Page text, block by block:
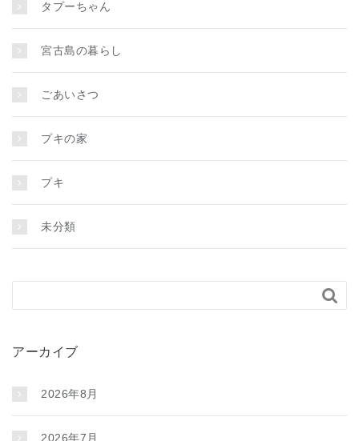
タプーちゃん
宮古島の暮らし
ごあいさつ
プキの家
プキ
未分類

アーカイブ
2026年8月
2026年7月